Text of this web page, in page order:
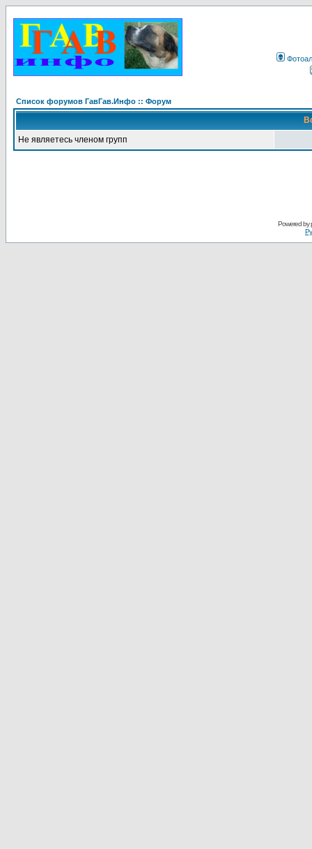
Список форумов ГавГав.Инфо :: Форум
Не являетесь членом групп
Powered by